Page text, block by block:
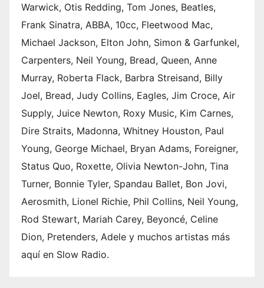
Warwick, Otis Redding, Tom Jones, Beatles,
Frank Sinatra, ABBA, 10cc, Fleetwood Mac,
Michael Jackson, Elton John, Simon & Garfunkel,
Carpenters, Neil Young, Bread, Queen, Anne
Murray, Roberta Flack, Barbra Streisand, Billy
Joel, Bread, Judy Collins, Eagles, Jim Croce, Air
Supply, Juice Newton, Roxy Music, Kim Carnes,
Dire Straits, Madonna, Whitney Houston, Paul
Young, George Michael, Bryan Adams, Foreigner,
Status Quo, Roxette, Olivia Newton-John, Tina
Turner, Bonnie Tyler, Spandau Ballet, Bon Jovi,
Aerosmith, Lionel Richie, Phil Collins, Neil Young,
Rod Stewart, Mariah Carey, Beyoncé, Celine
Dion, Pretenders, Adele y muchos artistas más
aquí en Slow Radio.